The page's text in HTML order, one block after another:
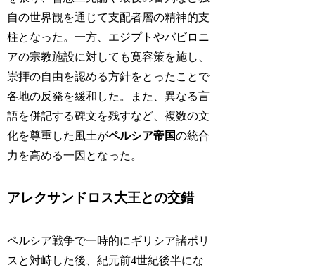
自の世界観を通じて支配者層の精神的支
柱となった。一方、エジプトやバビロニ
アの宗教施設に対しても寛容策を施し、
崇拝の自由を認める方針をとったことで
各地の反発を緩和した。また、異なる言
語を併記する碑文を残すなど、複数の文
化を尊重した風土がペルシア帝国の統合
力を高める一因となった。
アレクサンドロス大王との交錯
ペルシア戦争で一時的にギリシア諸ポリ
スと対峙した後、紀元前4世紀後半にな